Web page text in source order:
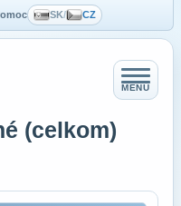
SK/ CZ
MENU
(celkom)